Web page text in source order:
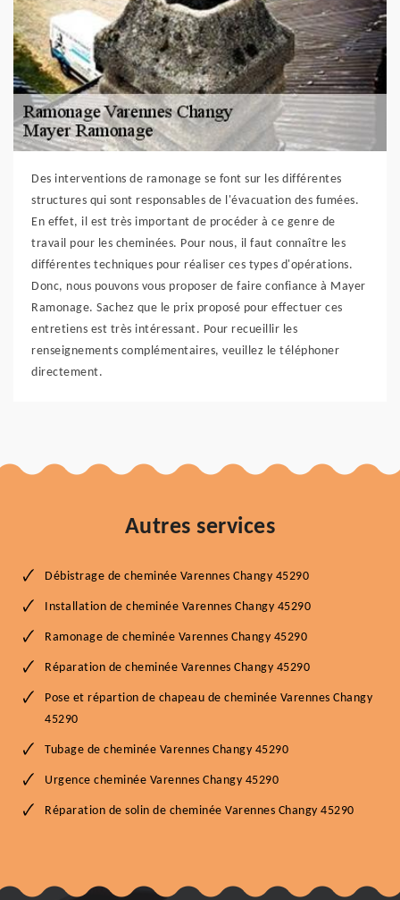
Des interventions de ramonage se font sur les différentes
structures qui sont responsables de l'évacuation des fumées.
En effet, il est très important de procéder à ce genre de
travail pour les cheminées. Pour nous, il faut connaître les
différentes techniques pour réaliser ces types d'opérations.
Donc, nous pouvons vous proposer de faire confiance à Mayer
Ramonage. Sachez que le prix proposé pour effectuer ces
entretiens est très intéressant. Pour recueillir les
renseignements complémentaires, veuillez le téléphoner
directement.
Autres services
Débistrage de cheminée Varennes Changy 45290
Installation de cheminée Varennes Changy 45290
Ramonage de cheminée Varennes Changy 45290
Réparation de cheminée Varennes Changy 45290
Pose et répartion de chapeau de cheminée Varennes Changy
45290
Tubage de cheminée Varennes Changy 45290
Urgence cheminée Varennes Changy 45290
Réparation de solin de cheminée Varennes Changy 45290